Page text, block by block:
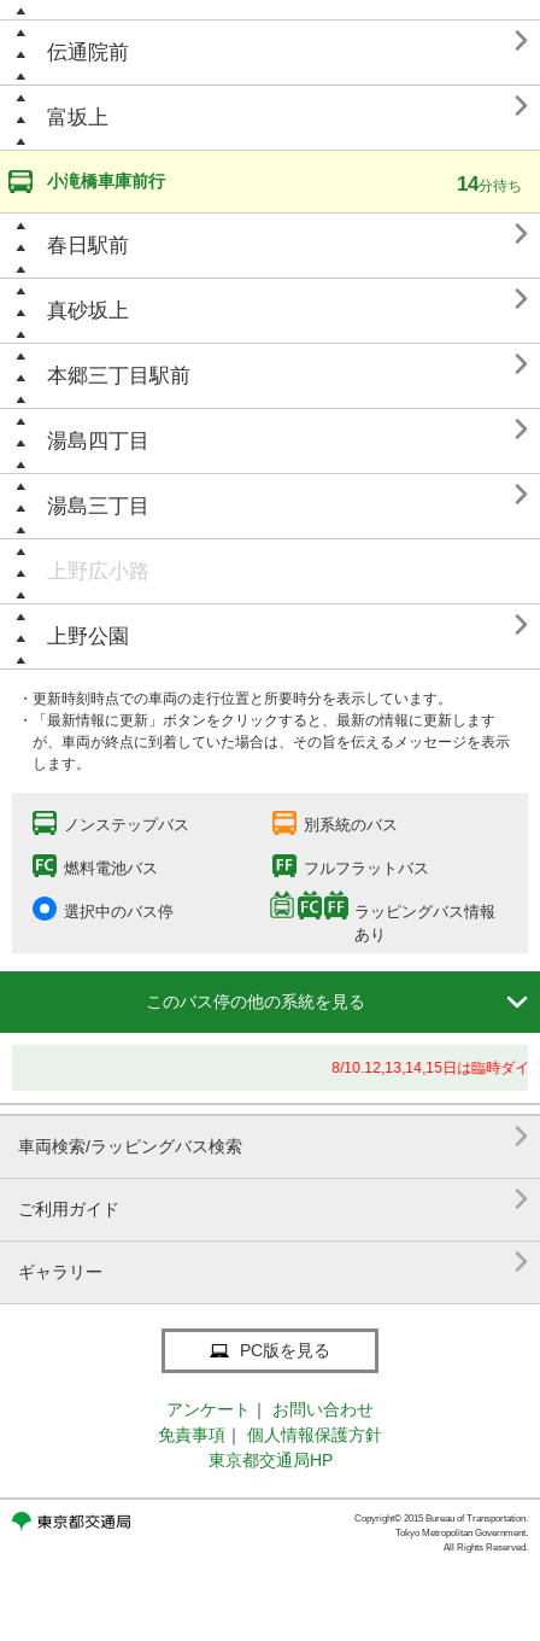
伝通院前 
富坂上 
小滝橋車庫前行 14分待ち
春日駅前 
真砂坂上 
本郷三丁目駅前 
湯島四丁目 
湯島三丁目 
上野広小路
上野公園 
・更新時刻時点での車両の走行位置と所要時分を表示しています。
・「最新情報に更新」ボタンをクリックすると、最新の情報に更新します
が、車両が終点に到着していた場合は、その旨を伝えるメッセージを表示
します。
ノンステップバス 別系統のバス
燃料電池バス フルフラットバス
選択中のバス停
ラッピングバス情報
あり
このバス停の他の系統を見る 
8/10.12,13,14,15日は臨時ダイ
車両検索/ラッピングバス検索 
ご利用ガイド 
ギャラリー 
PC版を見る
アンケート ｜
お問い合わせ
免責事項 ｜
個人情報保護方針
東京都交通局HP
Copyright© 2015 Bureau of Transportation.
Tokyo Metropolitan Government.
All Rights Reserved.